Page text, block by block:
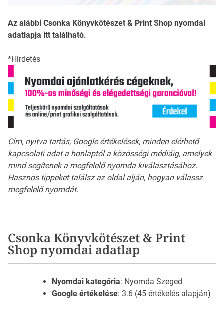
Az alábbi Csonka Könyvkötészet & Print Shop nyomdai
adatlapja itt található.
*Hirdetés
Cím, nyitva tartás, Google értékelések, minden elérhető
kapcsolati adat a honlaptól a közösségi médiáig, amelyek
mind segítenek a megfelelő nyomda kiválasztásához.
Hasznos tippeket találsz az oldal alján, hogyan válassz
megfelelő nyomdát.
Csonka Könyvkötészet & Print
Shop nyomdai adatlap
Nyomdai kategória: Nyomda Szeged
Google értékelése: 3.6 (45 értékelés alapján)